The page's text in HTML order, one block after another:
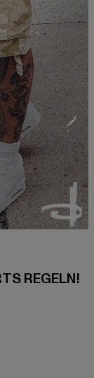
REGELN!